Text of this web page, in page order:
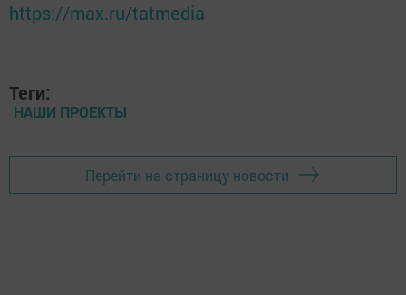
https://max.ru/tatmedia
Теги:
НАШИ ПРОЕКТЫ
Перейти на страницу новости